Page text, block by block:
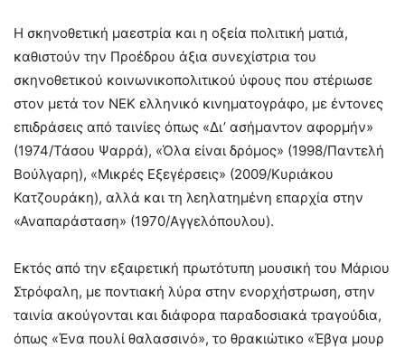
Η σκηνοθετική μαεστρία και η οξεία πολιτική ματιά,
καθιστούν την Προέδρου άξια συνεχίστρια του
σκηνοθετικού κοινωνικοπολιτικού ύφους που στέριωσε
στον μετά τον ΝΕΚ ελληνικό κινηματογράφο, με έντονες
επιδράσεις από ταινίες όπως «Δι’ ασήμαντον αφορμήν»
(1974/Τάσου Ψαρρά), «Όλα είναι δρόμος» (1998/Παντελή
Βούλγαρη), «Μικρές Εξεγέρσεις» (2009/Κυριάκου
Κατζουράκη), αλλά και τη λεηλατημένη επαρχία στην
«Αναπαράσταση» (1970/Αγγελόπουλου).
Εκτός από την εξαιρετική πρωτότυπη μουσική του Μάριου
Στρόφαλη, με ποντιακή λύρα στην ενορχήστρωση, στην
ταινία ακούγονται και διάφορα παραδοσιακά τραγούδια,
όπως «Ένα πουλί θαλασσινό», το θρακιώτικο «Έβγα μουρ